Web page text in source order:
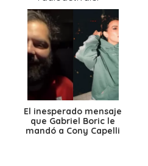
El inesperado mensaje
que Gabriel Boric le
mandó a Cony Capelli